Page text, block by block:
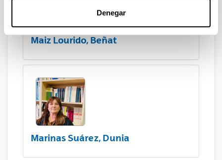
Denegar
Maiz Lourido, Beñat
Marinas Suárez, Dunia